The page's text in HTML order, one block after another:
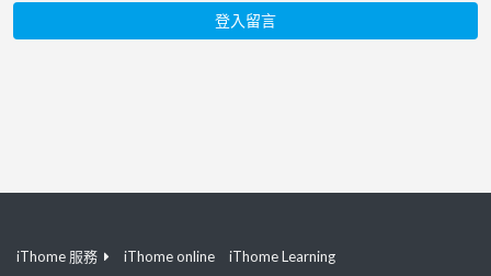
登入留言
iThome 服務 iThome online iThome Learning